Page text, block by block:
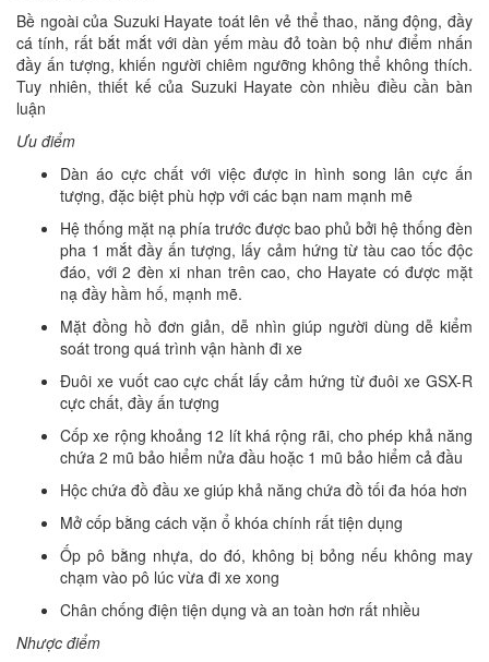
Bề ngoài của Suzuki Hayate toát lên vẻ thể thao, năng động, đầy
cá tính, rất bắt mắt với dàn yếm màu đỏ toàn bộ như điểm nhấn
đầy ấn tượng, khiến người chiêm ngưỡng không thể không thích.
Tuy nhiên, thiết kế của Suzuki Hayate còn nhiều điều cần bàn
luận
Ưu điểm
Dàn áo cực chất với việc được in hình song lân cực ấn
tượng, đặc biệt phù hợp với các bạn nam mạnh mẽ
Hệ thống mặt nạ phía trước được bao phủ bởi hệ thống đèn
pha 1 mắt đầy ấn tượng, lấy cảm hứng từ tàu cao tốc độc
đáo, với 2 đèn xi nhan trên cao, cho Hayate có được mặt
nạ đầy hầm hố, mạnh mẽ.
Mặt đồng hồ đơn giản, dễ nhìn giúp người dùng dễ kiểm
soát trong quá trình vận hành đi xe
Đuôi xe vuốt cao cực chất lấy cảm hứng từ đuôi xe GSX-R
cực chất, đầy ấn tượng
Cốp xe rộng khoảng 12 lít khá rộng rãi, cho phép khả năng
chứa 2 mũ bảo hiểm nửa đầu hoặc 1 mũ bảo hiểm cả đầu
Hộc chứa đồ đầu xe giúp khả năng chứa đồ tối đa hóa hơn
Mở cốp bằng cách vặn ổ khóa chính rất tiện dụng
Ốp pô bằng nhựa, do đó, không bị bỏng nếu không may
chạm vào pô lúc vừa đi xe xong
Chân chống điện tiện dụng và an toàn hơn rất nhiều
Nhược điểm